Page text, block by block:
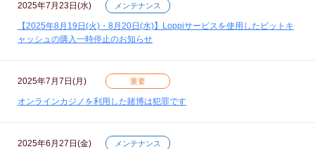
2025年7月23日(水) メンテナンス
【2025年8月19日(火)・8月20日(水)】Loppiサービスを使用したビットキ
ャッシュの購入一時停止のお知らせ
2025年7月7日(月) 重要
オンラインカジノを利用した賭博は犯罪です
2025年6月27日(金) メンテナンス